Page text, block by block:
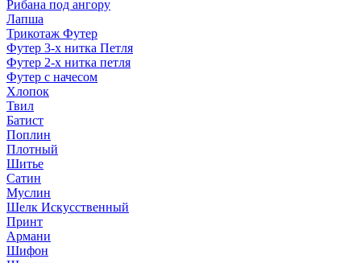
Рибана под ангору
Лапша
Трикотаж Футер
Футер 3-х нитка Петля
Футер 2-х нитка петля
Футер с начесом
Хлопок
Твил
Батист
Поплин
Плотный
Шитье
Сатин
Муслин
Шелк Искусственный
Принт
Армани
Шифон